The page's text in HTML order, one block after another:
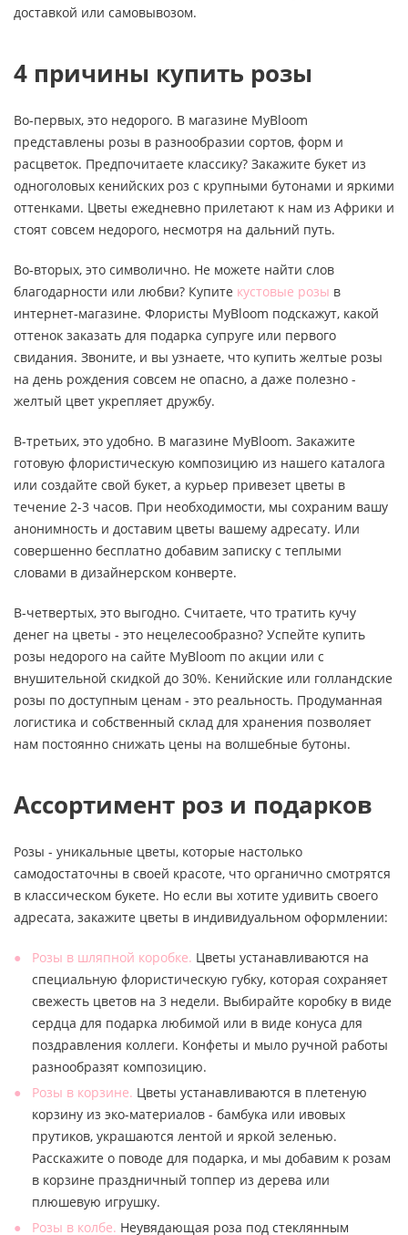
доставкой или самовывозом.
4 причины купить розы
Во-первых, это недорого. В магазине MyBloom
представлены розы в разнообразии сортов, форм и
расцветок. Предпочитаете классику? Закажите букет из
одноголовых кенийских роз с крупными бутонами и яркими
оттенками. Цветы ежедневно прилетают к нам из Африки и
стоят совсем недорого, несмотря на дальний путь.
Во-вторых, это символично. Не можете найти слов
благодарности или любви? Купите кустовые розы в
интернет-магазине. Флористы MyBloom подскажут, какой
оттенок заказать для подарка супруге или первого
свидания. Звоните, и вы узнаете, что купить желтые розы
на день рождения совсем не опасно, а даже полезно -
желтый цвет укрепляет дружбу.
В-третьих, это удобно. В магазине MyBloom. Закажите
готовую флористическую композицию из нашего каталога
или создайте свой букет, а курьер привезет цветы в
течение 2-3 часов. При необходимости, мы сохраним вашу
анонимность и доставим цветы вашему адресату. Или
совершенно бесплатно добавим записку с теплыми
словами в дизайнерском конверте.
В-четвертых, это выгодно. Считаете, что тратить кучу
денег на цветы - это нецелесообразно? Успейте купить
розы недорого на сайте MyBloom по акции или с
внушительной скидкой до 30%. Кенийские или голландские
розы по доступным ценам - это реальность. Продуманная
логистика и собственный склад для хранения позволяет
нам постоянно снижать цены на волшебные бутоны.
Ассортимент роз и подарков
Розы - уникальные цветы, которые настолько
самодостаточны в своей красоте, что органично смотрятся
в классическом букете. Но если вы хотите удивить своего
адресата, закажите цветы в индивидуальном оформлении:
Розы в шляпной коробке. Цветы устанавливаются на
специальную флористическую губку, которая сохраняет
свежесть цветов на 3 недели. Выбирайте коробку в виде
сердца для подарка любимой или в виде конуса для
поздравления коллеги. Конфеты и мыло ручной работы
разнообразят композицию.
Розы в корзине. Цветы устанавливаются в плетеную
корзину из эко-материалов - бамбука или ивовых
прутиков, украшаются лентой и яркой зеленью.
Расскажите о поводе для подарка, и мы добавим к розам
в корзине праздничный топпер из дерева или
плюшевую игрушку.
Розы в колбе. Неувядающая роза под стеклянным